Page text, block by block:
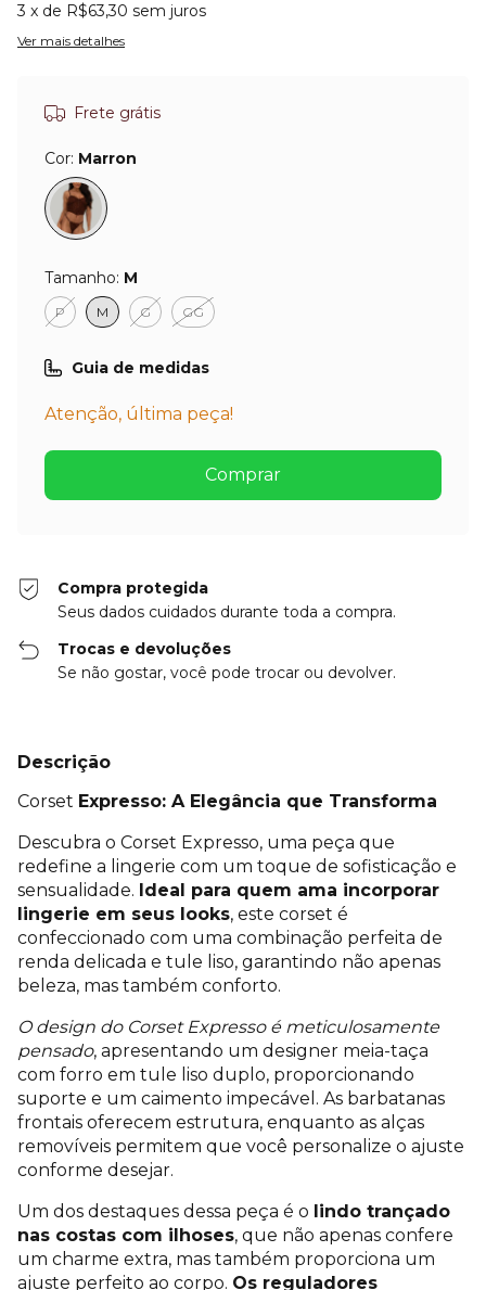
3 x de R$63,30 sem juros
Ver mais detalhes
Frete grátis
Cor: Marron
Tamanho: M
P M G GG
Guia de medidas
Atenção, última peça!
Compra protegida
Seus dados cuidados durante toda a compra.
Trocas e devoluções
Se não gostar, você pode trocar ou devolver.
Descrição
Corset Expresso: A Elegância que Transforma
Descubra o Corset Expresso, uma peça que
redefine a lingerie com um toque de sofisticação e
sensualidade. Ideal para quem ama incorporar
lingerie em seus looks, este corset é
confeccionado com uma combinação perfeita de
renda delicada e tule liso, garantindo não apenas
beleza, mas também conforto.
O design do Corset Expresso é meticulosamente
pensado, apresentando um designer meia-taça
com forro em tule liso duplo, proporcionando
suporte e um caimento impecável. As barbatanas
frontais oferecem estrutura, enquanto as alças
removíveis permitem que você personalize o ajuste
conforme desejar.
Um dos destaques dessa peça é o lindo trançado
nas costas com ilhoses, que não apenas confere
um charme extra, mas também proporciona um
ajuste perfeito ao corpo. Os reguladores